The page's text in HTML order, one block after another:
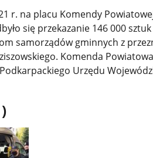
r. na placu Komendy
się przekazanie 146 000
samorządów gminnych z
Komenda
Urzędu